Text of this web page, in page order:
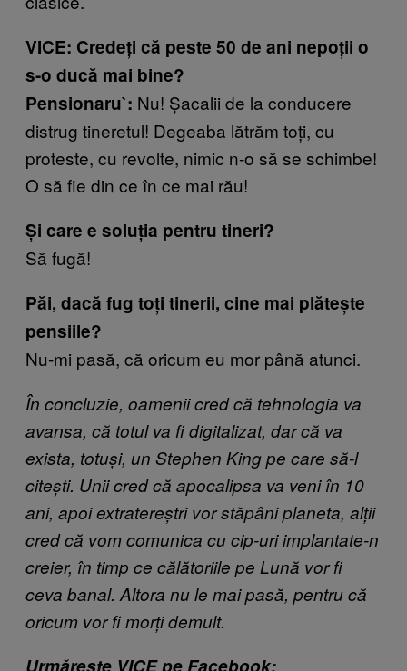
VICE: Credeți că peste 50 de ani nepoții o
s-o ducă mai bine?
Pensionaru`: Nu! Șacalii de la conducere
distrug tineretul! Degeaba lătrăm toți, cu
proteste, cu revolte, nimic n-o să se schimbe!
O să fie din ce în ce mai rău!
Și care e soluția pentru tineri?
Să fugă!
Păi, dacă fug toți tinerii, cine mai plătește
pensiile?
Nu-mi pasă, că oricum eu mor până atunci.
În concluzie, oamenii cred că tehnologia va
avansa, că totul va fi digitalizat, dar că va
exista, totuși, un Stephen King pe care să-l
citești. Unii cred că apocalipsa va veni în 10
ani, apoi extratereștri vor stăpâni planeta, alții
cred că vom comunica cu cip-uri implantate-n
creier, în timp ce călătoriile pe Lună vor fi
ceva banal. Altora nu le mai pasă, pentru că
oricum vor fi morți demult.
Urmărește VICE pe Facebook: